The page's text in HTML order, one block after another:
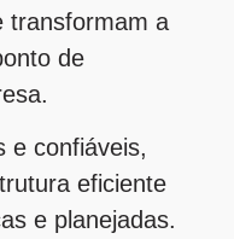
transformam a
de
e confiáveis,
eficiente
e planejadas.